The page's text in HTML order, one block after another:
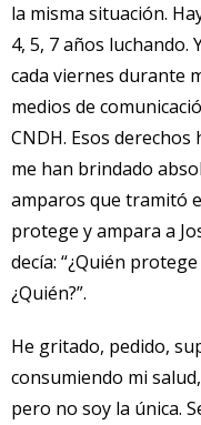
la misma situación.
4, 5, 7 años luchando.
cada viernes durante
medios de
CNDH. Esos
me han brindado
amparos que tramitó
protege y ampara a
decía: “¿Quién
¿Quién?”.
He gritado, pedido,
consumiendo mi
pero no soy la única.